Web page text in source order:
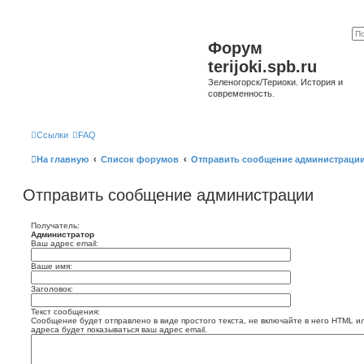
Форум
terijoki.spb.ru
Зеленогорск/Териоки. История и
современность.
Ссылки FAQ
На главную Список форумов Отправить сообщение
Отправить сообщение администрации
Получатель:
Администратор
Ваш адрес email:
Ваше имя:
Заголовок:
Текст сообщения:
Сообщение будет отправлено в виде простого текста, не включайте в него HTML
адреса будет показываться ваш адрес email.